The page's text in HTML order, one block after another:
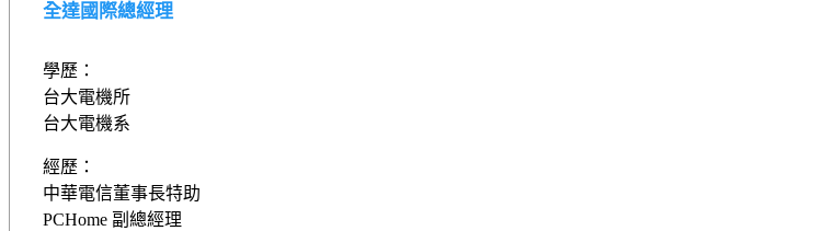
全達國際總經理
學歷：
台大電機所
台大電機系
經歷：
中華電信董事長特助
PCHome 副總經理